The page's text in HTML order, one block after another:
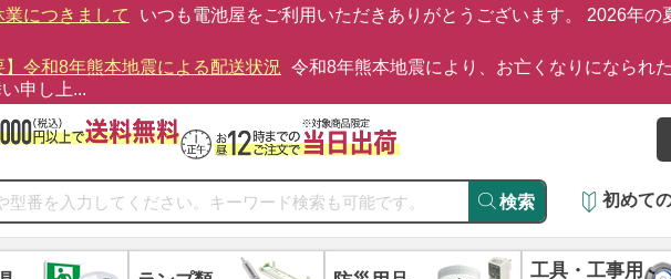
業につきまして
いつも電池屋をご利用いただきありがとうございます。 2026年
】令和8年熊本地震による配送状況 令和8年熊本地震により、お亡くなりになられ
申し上...
検索 初めて
工具・工事用